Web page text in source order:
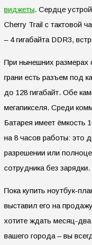
виджеты. Сердце
Cherry Trail с тактовой
– 4 гигабайта DDR3,
При нынешних размерах
грани есть разъем под
до 128 гигабайт. Обе
мегапикселя. Среди
Батарея имеет ёмкость
на 8 часов работы: это
разрешении или
сотрудника без зарядки.
Пока купить ноутбук-
выставил его на
хотите ждать месяц-два
вашего города – вы